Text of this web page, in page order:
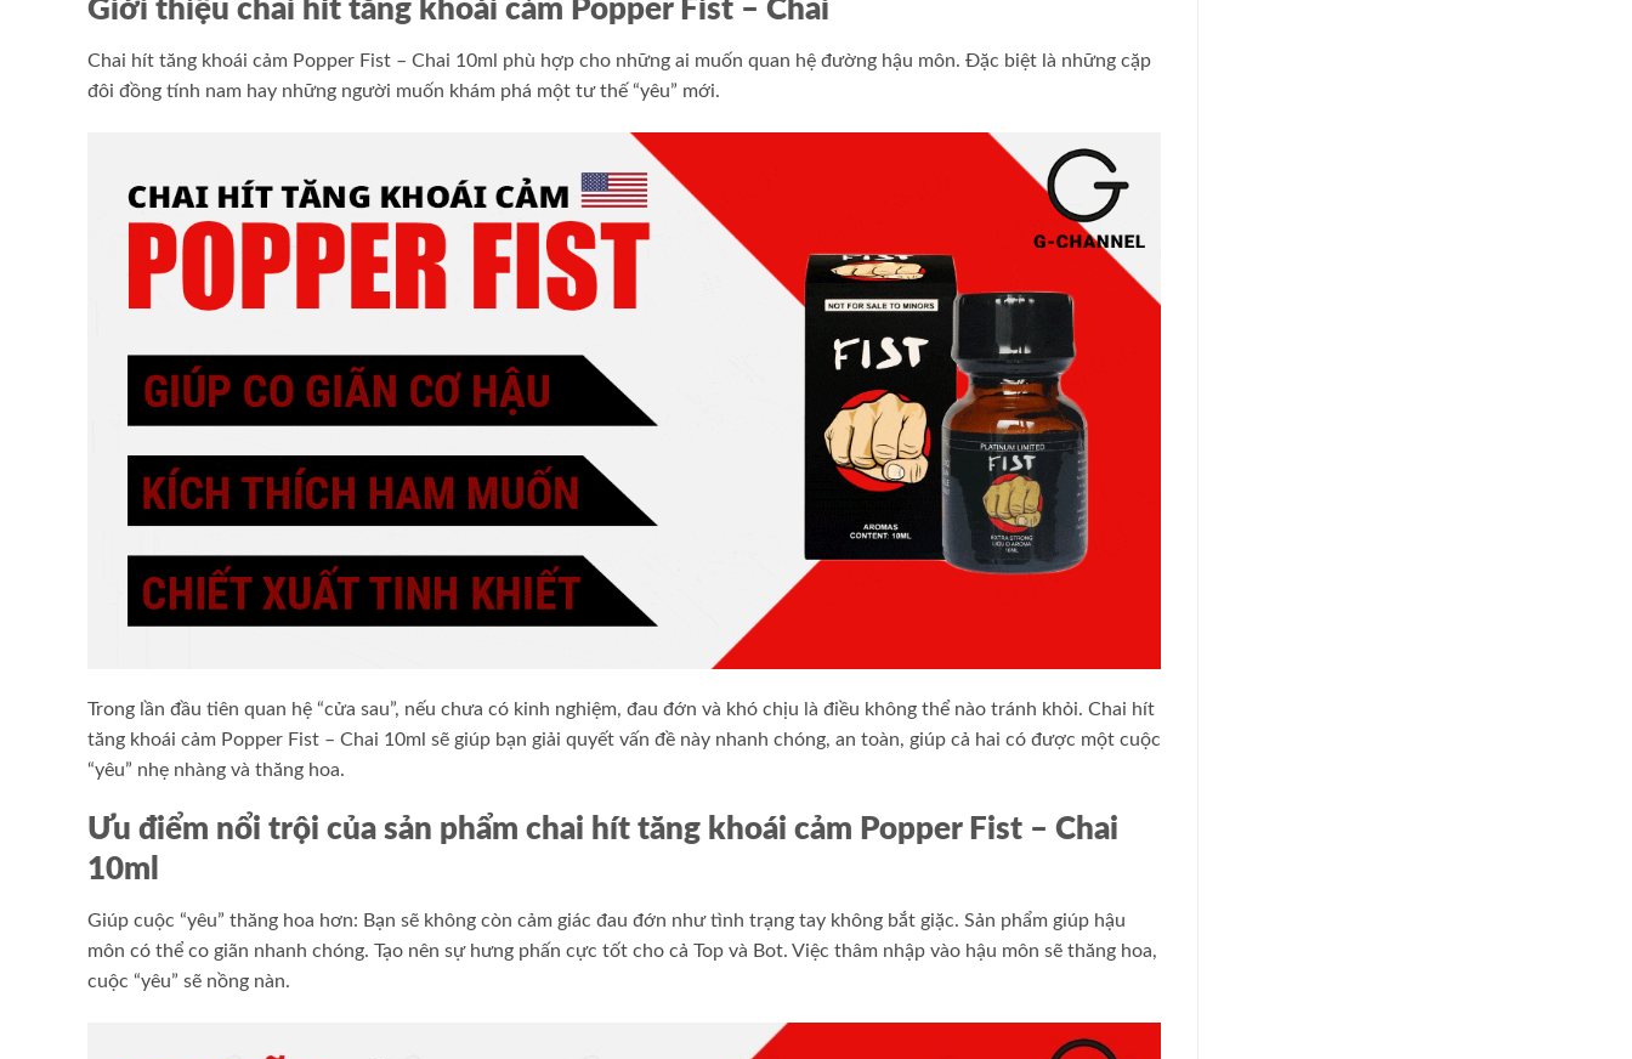
Giới thiệu chai hít tăng khoái cảm Popper Fist – Chai
Chai hít tăng khoái cảm Popper Fist – Chai 10ml phù hợp cho những ai muốn quan hệ đường hậu môn. Đặc biệt là những cặp
đôi đồng tính nam hay những người muốn khám phá một tư thế “yêu” mới.
Trong lần đầu tiên quan hệ “cửa sau”, nếu chưa có kinh nghiệm, đau đớn và khó chịu là điều không thể nào tránh khỏi. Chai hít
tăng khoái cảm Popper Fist – Chai 10ml sẽ giúp bạn giải quyết vấn đề này nhanh chóng, an toàn, giúp cả hai có được một cuộc
“yêu” nhẹ nhàng và thăng hoa.
Ưu điểm nổi trội của sản phẩm chai hít tăng khoái cảm Popper Fist – Chai
10ml
Giúp cuộc “yêu” thăng hoa hơn: Bạn sẽ không còn cảm giác đau đớn như tình trạng tay không bắt giặc. Sản phẩm giúp hậu
môn có thể co giãn nhanh chóng. Tạo nên sự hưng phấn cực tốt cho cả Top và Bot. Việc thâm nhập vào hậu môn sẽ thăng hoa,
cuộc “yêu” sẽ nồng nàn.